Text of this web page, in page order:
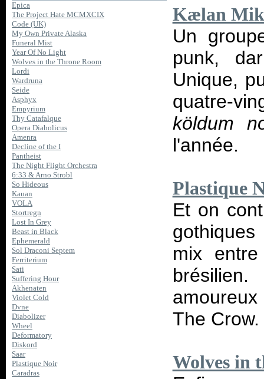
Epica
The Project Hate MCMXCIX
Code (UK)
My Own Private Alaska
Funeral Mist
Year Of No Light
Wolves in the Throne Room
Lordi
Wardruna
Seide
Asphyx
Empyrium
Thy Catafalque
Opera Diabolicus
Amenra
Decline of the I
Pantheist
The Night Flight Orchestra
6:33 & Arno Strobl
So Hideous
Kauan
VOLA
Stortregn
Lost In Grey
Beast in Black
Ephemerald
Sol Draconi Septem
Ferriterium
Sati
Suffering Hour
Akhenaten
Violet Cold
Dvne
Diabolizer
Wheel
Deformatory
Diskord
Saar
Plastique Noir
Caradras
Kælan
Un
punk,
Unique,
quatre-
köldum
l'année.
Plastique
Et on
mix
The Crow.
Wolves in